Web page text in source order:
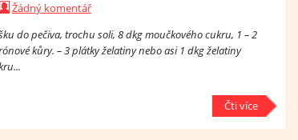
Žádný komentář
do pečiva, trochu soli, 8 dkg moučkového cukru, 1 – 2
kůry. – 3 plátky želatiny nebo asi 1 dkg želatiny
Čti více